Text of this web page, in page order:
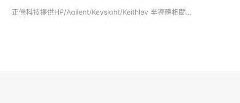
正儀科技提供HP/Agilent/Keysight/Keithley 半導體相關二手儀...